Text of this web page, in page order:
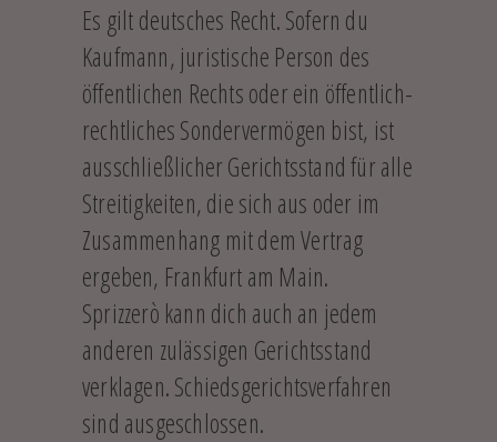
Es gilt deutsches Recht. Sofern du
Kaufmann, juristische Person des
öffentlichen Rechts oder ein öffentlich-
rechtliches Sondervermögen bist, ist
ausschließlicher Gerichtsstand für alle
Streitigkeiten, die sich aus oder im
Zusammenhang mit dem Vertrag
ergeben, Frankfurt am Main.
Sprizzerò kann dich auch an jedem
anderen zulässigen Gerichtsstand
verklagen. Schiedsgerichtsverfahren
sind ausgeschlossen.